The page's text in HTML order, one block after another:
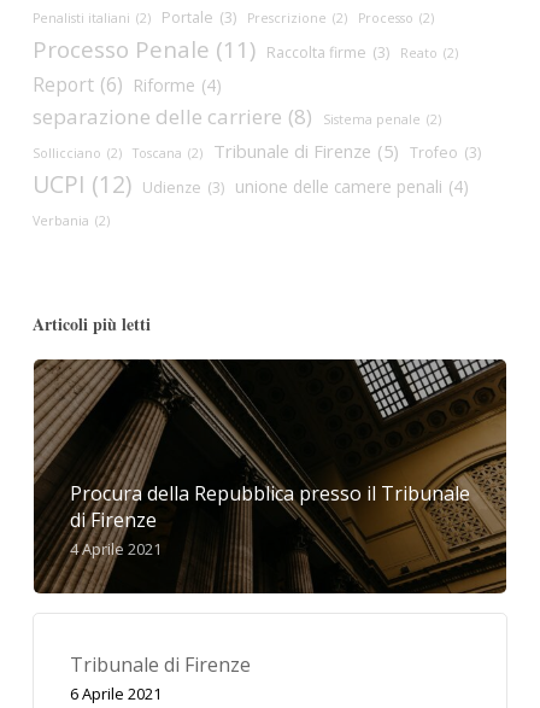
Penalisti italiani (2) Portale (3) Prescrizione (2) Processo (2)
Processo Penale (11) Raccolta firme (3) Reato (2)
Report (6) Riforme (4)
separazione delle carriere (8) Sistema penale (2)
Sollicciano (2) Toscana (2) Tribunale di Firenze (5) Trofeo (3)
UCPI (12) Udienze (3) unione delle camere penali (4)
Verbania (2)
Articoli più letti
Procura della Repubblica presso il Tribunale
di Firenze
4 Aprile 2021
Tribunale di Firenze
6 Aprile 2021